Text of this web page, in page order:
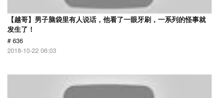
【越哥】男子脑袋里有人说话，他看了一眼牙刷，一系列的怪事就
发生了！
# 636
2018-10-22 06:03